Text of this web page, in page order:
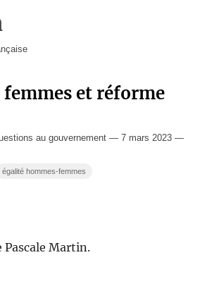
et réforme
au gouvernement — 7 mars 2023 —
égalité hommes-femmes
Pascale Martin.